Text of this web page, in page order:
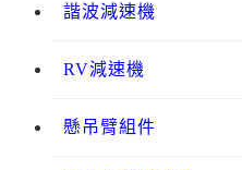
諧波減速機
RV減速機
懸吊臂組件